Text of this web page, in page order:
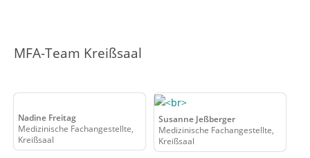
MFA-Team Kreißsaal
Nadine Freitag
Medizinische Fachangestellte,
Kreißsaal
Susanne Jeßberger
Medizinische Fachangestellte,
Kreißsaal